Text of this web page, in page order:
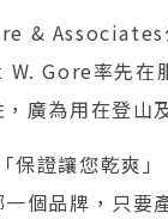
&
Gore率先在
廣為用在登山
保證讓您乾爽
個品牌，只要